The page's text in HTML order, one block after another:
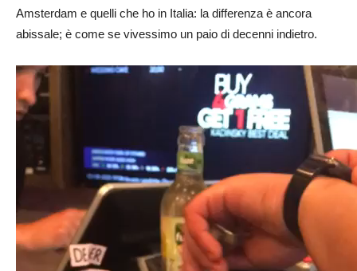
Amsterdam e quelli che ho in Italia: la differenza è ancora
abissale; è come se vivessimo un paio di decenni indietro.